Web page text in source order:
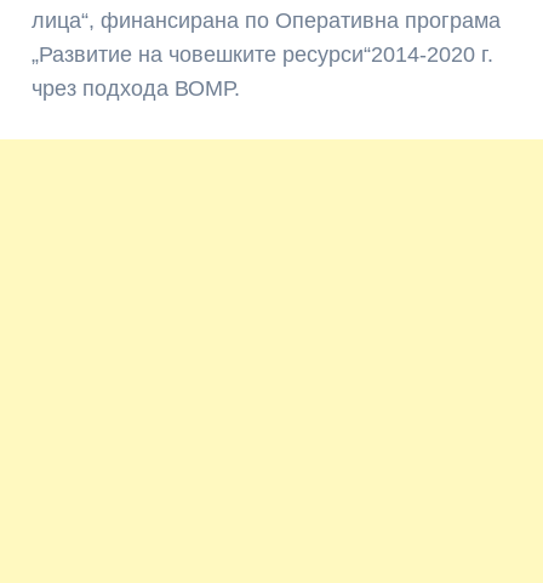
лица“, финансирана по Оперативна програма
„Развитие на човешките ресурси“2014-2020 г.
чрез подхода ВОМР.